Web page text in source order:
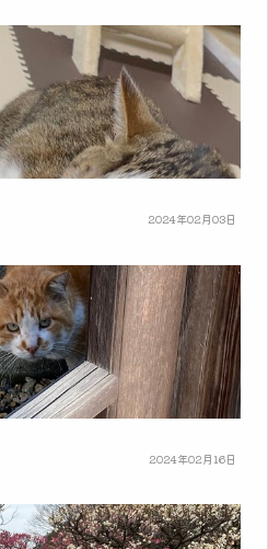
2024年02月03日
2024年02月16日